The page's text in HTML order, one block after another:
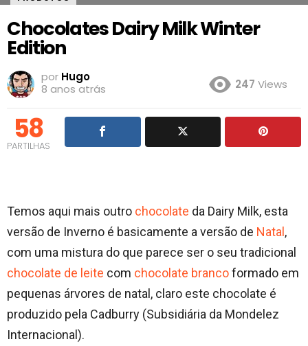
Chocolates Dairy Milk Winter
Edition
por Hugo
8 anos atrás
247 Views
58
PARTILHAS
Temos aqui mais outro chocolate da Dairy Milk, esta
versão de Inverno é basicamente a versão de Natal,
com uma mistura do que parece ser o seu tradicional
chocolate de leite com chocolate brancoformado em
pequenas árvores de natal, claro este chocolate é
produzido pela Cadburry (Subsidiária da Mondelez
Internacional).